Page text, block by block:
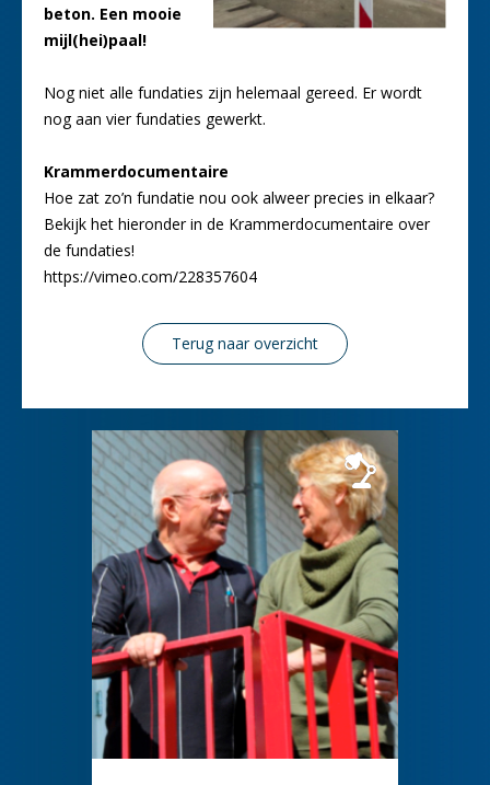
beton. Een mooie
mijl(hei)paal!
Nog niet alle fundaties zijn helemaal gereed. Er wordt
nog aan vier fundaties gewerkt.
Krammerdocumentaire
Hoe zat zo’n fundatie nou ook alweer precies in elkaar?
Bekijk het hieronder in de Krammerdocumentaire over
de fundaties!
https://vimeo.com/228357604
Terug naar overzicht